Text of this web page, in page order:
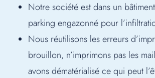
Notre société est dans un
parking engazonné pour
Nous réutilisons les erreurs
brouillon, n’imprimons pas les
avons dématérialisé ce qui peut